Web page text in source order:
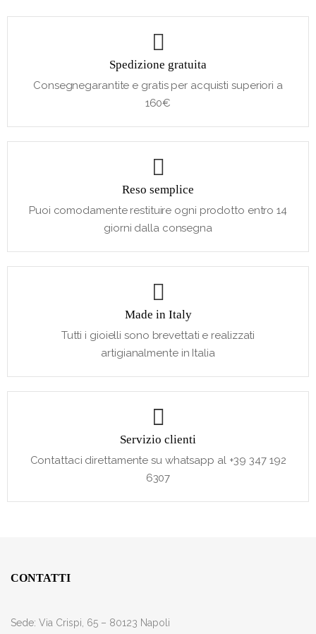
Spedizione gratuita
Consegnegarantite e gratis per acquisti superiori a
160€
Reso semplice
Puoi comodamente restituire ogni prodotto entro 14
giorni dalla consegna
Made in Italy
Tutti i gioielli sono brevettati e realizzati
artigianalmente in Italia
Servizio clienti
Contattaci direttamente su whatsapp al +39 347 192
6307
CONTATTI
Sede: Via Crispi, 65 – 80123 Napoli